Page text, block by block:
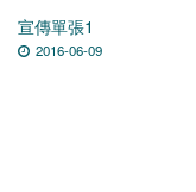
宣傳單張1
2016-06-09